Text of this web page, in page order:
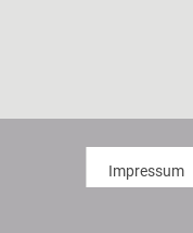
Impressum